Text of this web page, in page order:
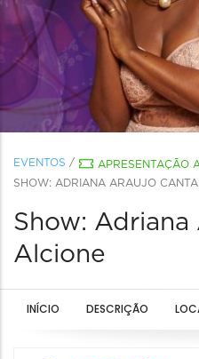
EVENTOS / APRESENTAÇÃO
SHOW: ADRIANA ARAUJO
Show: Adriana
Alcione
INÍCIO DESCRIÇÃO